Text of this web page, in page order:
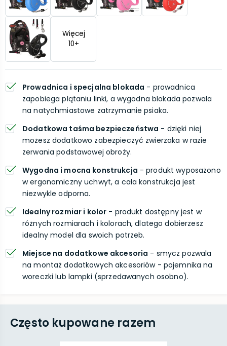
Więcej
10+
Prowadnica i specjalna blokada - prowadnica
zapobiega plątaniu linki, a wygodna blokada pozwala
na natychmiastowe zatrzymanie psiaka.
Dodatkowa taśma bezpieczeństwa - dzięki niej
możesz dodatkowo zabezpieczyć zwierzaka w razie
zerwania podstawowej obroży.
Wygodna i mocna konstrukcja - produkt wyposażono
w ergonomiczny uchwyt, a cała konstrukcja jest
niezwykle odporna.
Idealny rozmiar i kolor - produkt dostępny jest w
różnych rozmiarach i kolorach, dlatego dobierzesz
idealny model dla swoich potrzeb.
Miejsce na dodatkowe akcesoria - smycz pozwala
na montaż dodatkowych akcesoriów - pojemnika na
woreczki lub lampki (sprzedawanych osobno).
Często kupowane razem